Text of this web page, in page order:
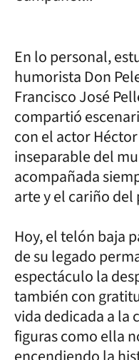
En lo personal,
humorista Don
Francisco José
compartió
con el actor
inseparable del
acompañada
arte y el cariño
Hoy, el telón baja
de su legado
espectáculo la
también con
vida dedicada a la
figuras como ella